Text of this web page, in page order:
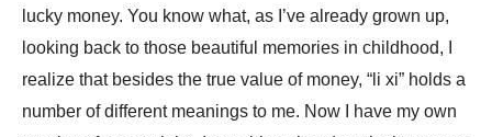
lucky money. You know what, as I’ve already grown up,
looking back to those beautiful memories in childhood, I
realize that besides the true value of money, “li xi” holds a
number of different meanings to me. Now I have my own